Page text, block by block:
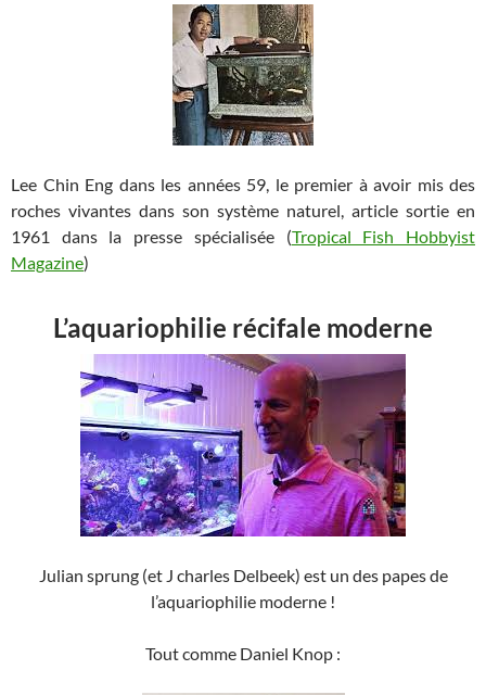
Lee Chin Eng dans les années 59, le premier à avoir mis des
roches vivantes dans son système naturel, article sortie en
1961 dans la presse spécialisée (Tropical Fish Hobbyist
Magazine)
L’aquariophilie récifale moderne
Julian sprung (et J charles Delbeek) est un des papes de
l’aquariophilie moderne !
Tout comme Daniel Knop :